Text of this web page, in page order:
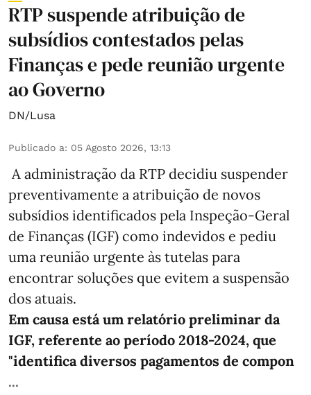
RTP suspende atribuição de
subsídios contestados pelas
Finanças e pede reunião urgente
ao Governo
DN/Lusa
Publicado a: 05 Agosto 2026, 13:13
A administração da RTP decidiu suspender
preventivamente a atribuição de novos
subsídios identificados pela Inspeção-Geral
de Finanças (IGF) como indevidos e pediu
uma reunião urgente às tutelas para
encontrar soluções que evitem a suspensão
dos atuais.
Em causa está um relatório preliminar da
IGF, referente ao período 2018-2024, que
"identifica diversos pagamentos de compon
...